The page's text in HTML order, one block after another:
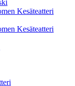
Kesäteatteri
Kesäteatteri